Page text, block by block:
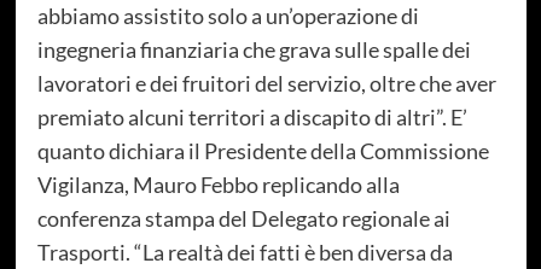
abbiamo assistito solo a un’operazione di
ingegneria finanziaria che grava sulle spalle dei
lavoratori e dei fruitori del servizio, oltre che aver
premiato alcuni territori a discapito di altri”. E’
quanto dichiara il Presidente della Commissione
Vigilanza, Mauro Febbo replicando alla
conferenza stampa del Delegato regionale ai
Trasporti. “La realtà dei fatti è ben diversa da